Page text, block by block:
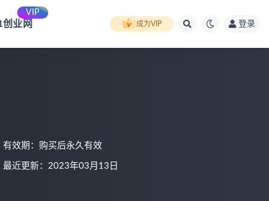
创业网
VIP
成为VIP 登录
有效期：购买后永久有效
最近更新：2023年03月13日